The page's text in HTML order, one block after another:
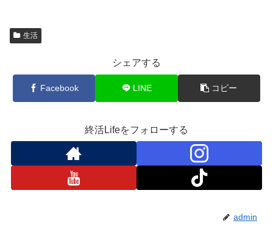
生活
シェアする
Facebook LINE コピー
終活Lifeをフォローする
admin